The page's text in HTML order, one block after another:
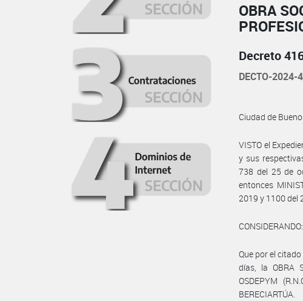
OBRA
Decreto
DECTO-
Ciudad de
VISTO el
y sus
738 del 25 de
entonces
2019 y 1100 del
CONSIDERANDO:
Que por el
días, la OBRA
OSDEPYM
BERECIARTÚA.